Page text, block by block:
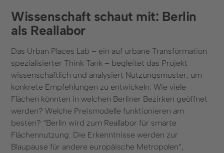
Wissenschaft schaut mit: Berlin
als Reallabor
Das Urban Places Lab – ein auf urbane Transformation
spezialisierter Think Tank – begleitet das Projekt
wissenschaftlich und analysiert Nutzungsmuster, um
konkrete Empfehlungen zu entwickeln: Wie viele
Flächen könnten in welchen Berliner Bezirken geöffnet
werden? Welche Preismodelle funktionieren am
besten? “Berlin wird zum Reallabor für smarte
Flächennutzung. Die Erkenntnisse werden zur
Blaupause für andere europäische Metropolen”,